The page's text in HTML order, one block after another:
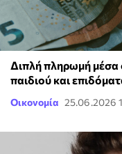
Διπλή πληρωμή μέσα
παιδιού και
Οικονομία 25.06.2026